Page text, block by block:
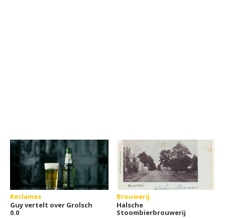
Reclames
Guy vertelt over Grolsch
0.0
Brouwerij
Halsche
Stoombierbrouwerij